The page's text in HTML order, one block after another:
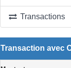
Transactions
Transaction avec